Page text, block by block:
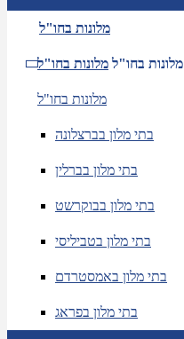
מלונות בחו"ל
מלונות בחו"ל מלונות בחו"ל
מלונות בחו"ל
בתי מלון בברצלונה
בתי מלון בברלין
בתי מלון בבוקרשט
בתי מלון בטביליסי
בתי מלון באמסטרדם
בתי מלון בפראג